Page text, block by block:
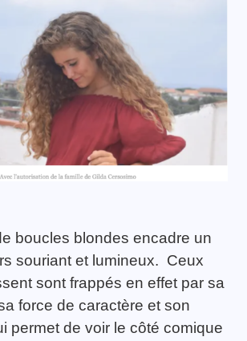
boucles blondes encadre un
souriant et lumineux. Ceux
sont frappés en effet par sa
force de caractère et son
permet de voir le côté comique